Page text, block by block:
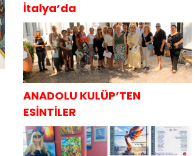
İtalya’da
ANADOLU KULÜP’TEN
ESİNTİLER